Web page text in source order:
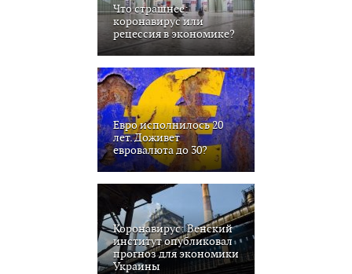
Что страшнее:
коронавирус или
рецессия в экономике?
Евро исполнилось 20
лет. Доживет
евровалюта до 30?
Коронавирус: Венский
институт опубликовал
прогноз для экономики
Украины